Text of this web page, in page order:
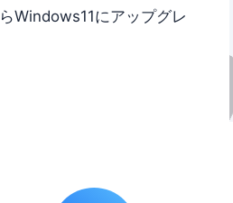
Windows11にアップグレ